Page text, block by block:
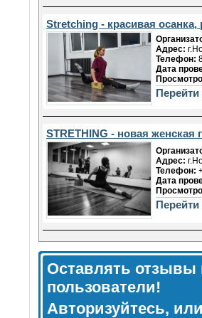
Stretching - красивая осанка,
Адрес:
Телефон:
Дата
STRETHING - новая женская
Адрес:
Телефон:
Дата
Оставлять отзывы
пользователи!
Авторизуйтесь,